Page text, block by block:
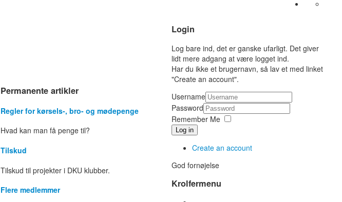
Permanente artikler
Regler for kørsels-, bro- og mødepenge
Hvad kan man få penge til?
Tilskud
Tilskud til projekter i DKU klubber.
Flere medlemmer
Login
Log bare ind, det er ganske ufarligt. Det giver
lidt mere adgang at være logget ind.
Har du ikke et brugernavn, så lav et med linket
"Create an account".
Username
Password
Remember Me
Log in
Create an account
God fornøjelse
Krolfermenu